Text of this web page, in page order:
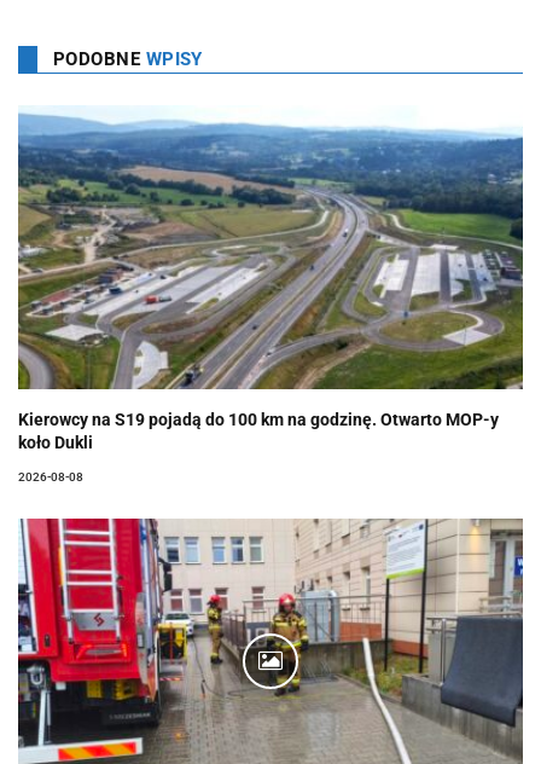
PODOBNE WPISY
Kierowcy na S19 pojadą do 100 km na godzinę. Otwarto MOP-y
koło Dukli
2026-08-08